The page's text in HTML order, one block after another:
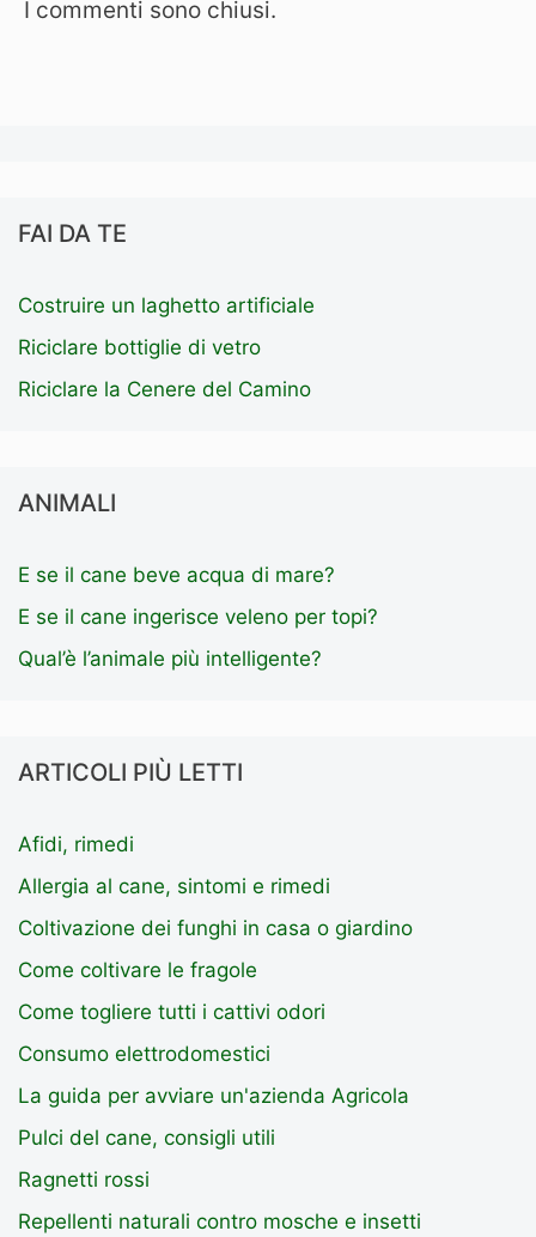
I commenti sono chiusi.
FAI DA TE
Costruire un laghetto artificiale
Riciclare bottiglie di vetro
Riciclare la Cenere del Camino
ANIMALI
E se il cane beve acqua di mare?
E se il cane ingerisce veleno per topi?
Qual’è l’animale più intelligente?
ARTICOLI PIÙ LETTI
Afidi, rimedi
Allergia al cane, sintomi e rimedi
Coltivazione dei funghi in casa o giardino
Come coltivare le fragole
Come togliere tutti i cattivi odori
Consumo elettrodomestici
La guida per avviare un'azienda Agricola
Pulci del cane, consigli utili
Ragnetti rossi
Repellenti naturali contro mosche e insetti